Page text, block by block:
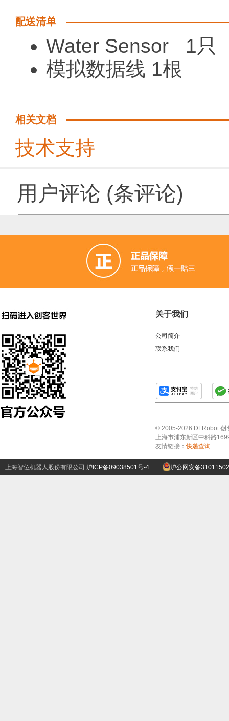
配送清单
Water Sensor 1只
模拟数据线 1根
相关文档
技术支持
用户评论 (条评论)
关于我们
公司简介
联系我们
© 2005-2026 DFRobot 创
上海市浦东新区中科路
友情链接：快递查询
上海智位机器人股份有限公司 沪ICP备09038501号-4 沪公网安备